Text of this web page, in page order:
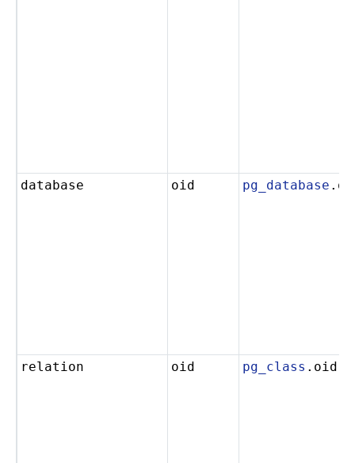
database oid pg_database
relation oid pg_class .oid